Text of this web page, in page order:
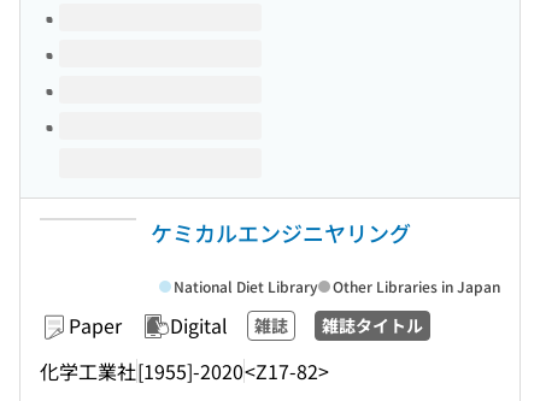
ケミカルエンジニヤリング
Paper Digital 雑誌 雑誌タイトル
化学工業社[1955]-2020<Z17-82>
National Diet Library Other Libraries in Japan